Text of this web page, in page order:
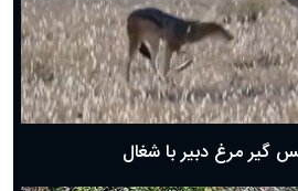
رفت؟
گیر مرغ دبیر با شغال